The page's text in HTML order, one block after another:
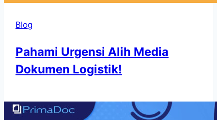
Blog
Pahami Urgensi Alih Media
Dokumen Logistik!